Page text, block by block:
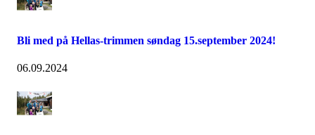
Bli med på Hellas-trimmen søndag 15.september 2024!
06.09.2024